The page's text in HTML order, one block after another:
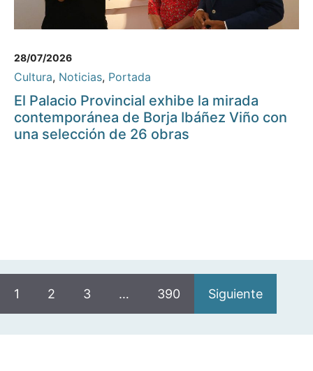
28/07/2026
Cultura, Noticias, Portada
El Palacio Provincial exhibe la mirada
contemporánea de Borja Ibáñez Viño con
una selección de 26 obras
1 2 3 … 390 Siguiente